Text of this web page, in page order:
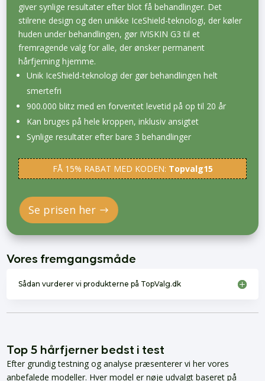
giver synlige resultater efter blot få behandlinger. Det
stilrene design og den unikke IceShield-teknologi, der køler
huden under behandlingen, gør IVISKIN G3 til et
fremragende valg for alle, der ønsker permanent
hårfjerning hjemme.
Unik IceShield-teknologi der gør behandlingen helt
smertefri
900.000 blitz med en forventet levetid på op til 20 år
Kan bruges på hele kroppen, inklusiv ansigtet
Synlige resultater efter bare 3 behandlinger
FÅ 15% RABAT MED KODEN: Topvalg15
Se prisen her
Vores fremgangsmåde
Sådan vurderer vi produkterne på TopValg.dk
Top 5 hårfjerner bedst i test
Efter grundig testning og analyse præsenterer vi her vores
anbefalede modeller. Hver model er nøje udvalgt baseret på